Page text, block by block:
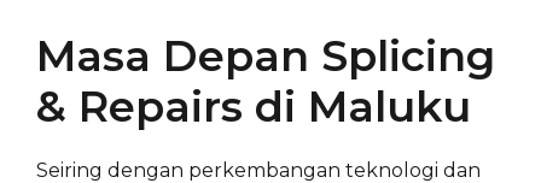
Masa Depan Splicing
& Repairs di Maluku
Seiring dengan perkembangan teknologi dan